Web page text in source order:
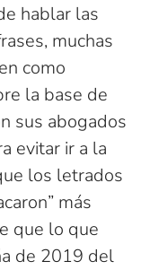
hablar las
muchas
como
la base de
sus abogados
evitar ir a la
los letrados
más
que lo que
de 2019 del